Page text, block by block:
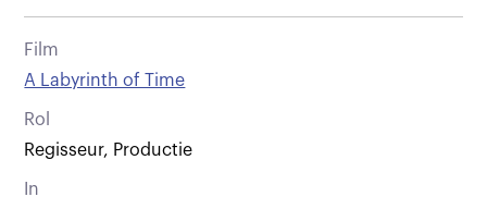
Film
A Labyrinth of Time
Rol
Regisseur, Productie
In